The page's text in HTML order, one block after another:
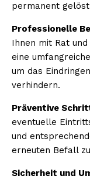
permanent
Professionelle
Ihnen mit Rat
eine
um das
verhindern.
Präventive
eventuelle
und
erneuten Befall
Sicherheit und